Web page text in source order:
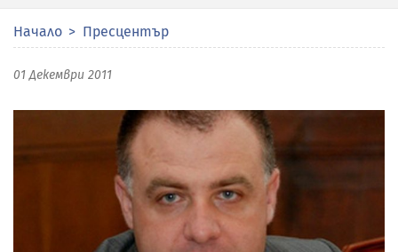
Начало Пресцентър
01 Декември 2011